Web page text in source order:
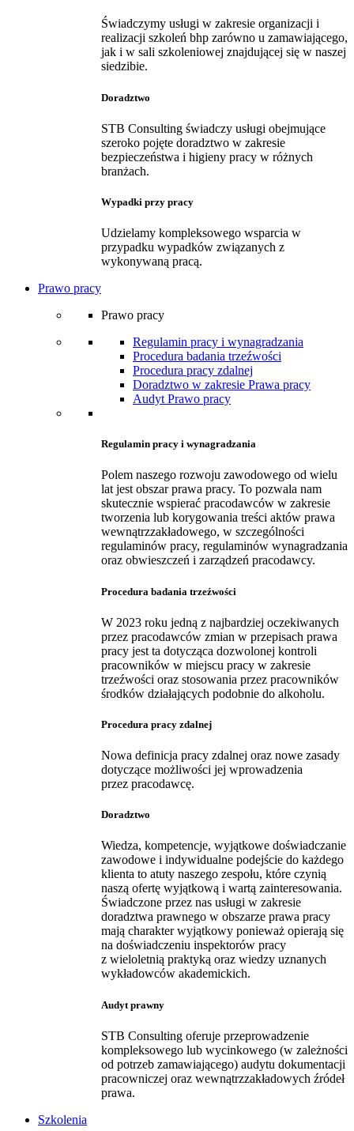
Świadczymy usługi w zakresie organizacji i
realizacji szkoleń bhp zarówno u zamawiającego,
jak i w sali szkoleniowej znajdującej się w naszej
siedzibie.
Doradztwo
STB Consulting świadczy usługi obejmujące
szeroko pojęte doradztwo w zakresie
bezpieczeństwa i higieny pracy w różnych
branżach.
Wypadki przy pracy
Udzielamy kompleksowego wsparcia w
przypadku wypadków związanych z
wykonywaną pracą.
Prawo pracy
Prawo pracy
Regulamin pracy i wynagradzania
Procedura badania trzeźwości
Procedura pracy zdalnej
Doradztwo w zakresie Prawa pracy
Audyt Prawo pracy
Regulamin pracy i wynagradzania
Polem naszego rozwoju zawodowego od wielu
lat jest obszar prawa pracy. To pozwala nam
skutecznie wspierać pracodawców w zakresie
tworzenia lub korygowania treści aktów prawa
wewnątrzzakładowego, w szczególności
regulaminów pracy, regulaminów wynagradzania
oraz obwieszczeń i zarządzeń pracodawcy.
Procedura badania trzeźwości
W 2023 roku jedną z najbardziej oczekiwanych
przez pracodawców zmian w przepisach prawa
pracy jest ta dotycząca dozwolonej kontroli
pracowników w miejscu pracy w zakresie
trzeźwości oraz stosowania przez pracowników
środków działających podobnie do alkoholu.
Procedura pracy zdalnej
Nowa definicja pracy zdalnej oraz nowe zasady
dotyczące możliwości jej wprowadzenia
przez pracodawcę.
Doradztwo
Wiedza, kompetencje, wyjątkowe doświadczanie
zawodowe i indywidualne podejście do każdego
klienta to atuty naszego zespołu, które czynią
naszą ofertę wyjątkową i wartą zainteresowania.
Świadczone przez nas usługi w zakresie
doradztwa prawnego w obszarze prawa pracy
mają charakter wyjątkowy ponieważ opierają się
na doświadczeniu inspektorów pracy
z wieloletnią praktyką oraz wiedzy uznanych
wykładowców akademickich.
Audyt prawny
STB Consulting oferuje przeprowadzenie
kompleksowego lub wycinkowego (w zależności
od potrzeb zamawiającego) audytu dokumentacji
pracowniczej oraz wewnątrzzakładowych źródeł
prawa.
Szkolenia